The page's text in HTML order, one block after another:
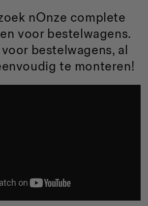
nOnze complete
voor bestelwagens.
bestelwagens, al
te monteren!